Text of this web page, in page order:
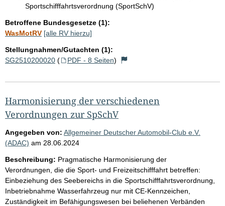
Sportschifffahrtsverordnung (SportSchV)
Betroffene Bundesgesetze (1):
WasMotRV [alle RV hierzu]
Stellungnahmen/Gutachten (1):
SG2510200020 ( PDF - 8 Seiten)
Harmonisierung der verschiedenen
Verordnungen zur SpSchV
Angegeben von: Allgemeiner Deutscher Automobil-Club e.V.
(ADAC) am 28.06.2024
Beschreibung: Pragmatische Harmonisierung der
Verordnungen, die die Sport- und Freizeitschifffahrt betreffen:
Einbeziehung des Seebereichs in die Sportschifffahrtsverordnung,
Inbetriebnahme Wasserfahrzeug nur mit CE-Kennzeichen,
Zuständigkeit im Befähigungswesen bei beliehenen Verbänden